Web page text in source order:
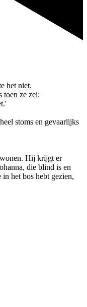
het niet.
toen ze zei:
stoms en gevaarlijks
Hij krijgt er
die blind is en
het bos hebt gezien,